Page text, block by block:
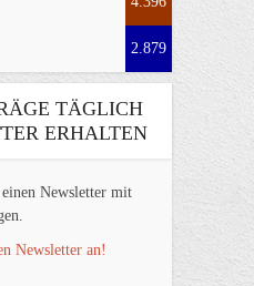
2.879
TÄGLICH
ERHALTEN
Newsletter mit
Newsletter an!